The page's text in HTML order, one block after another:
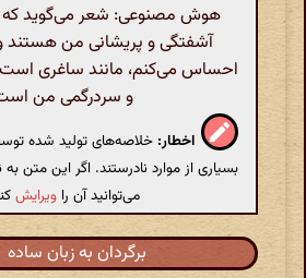
هوش مصنوعی: شعر می‌گوید که
آشفتگی و پریشانی من هستند
احساس می‌کنم، مانند ساغری
و سردرگمی من
اخطار: خلاصه‌های تولید شده
بسیاری از موارد نادرستند. اگر این متن
می‌توانید آن را ویرایش
برگردان به زبان ساده